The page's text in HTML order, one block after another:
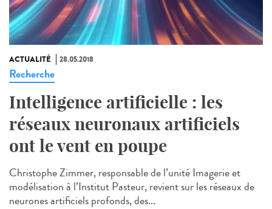
ACTUALITÉ 28.05.2018
Recherche
Intelligence artificielle : les
réseaux neuronaux artificiels
ont le vent en poupe
Christophe Zimmer, responsable de l’unité Imagerie et
modélisation à l’Institut Pasteur, revient sur les réseaux de
neurones artificiels profonds, des...